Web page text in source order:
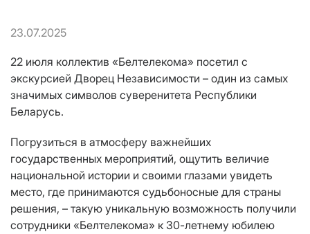
23.07.2025
22 июля коллектив «Белтелекома» посетил с
экскурсией Дворец Независимости – один из самых
значимых символов суверенитета Республики
Беларусь.
Погрузиться в атмосферу важнейших
государственных мероприятий, ощутить величие
национальной истории и своими глазами увидеть
место, где принимаются судьбоносные для страны
решения, – такую уникальную возможность получили
сотрудники «Белтелекома» к 30-летнему юбилею